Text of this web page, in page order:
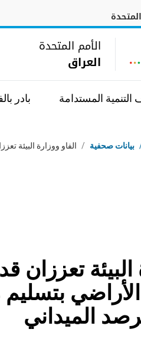
الأمم المتحدة
العراق
التنمية المستدامة بادر
بيانات صحفية / الفاو ووزارة البيئة
البيئة
الميداني